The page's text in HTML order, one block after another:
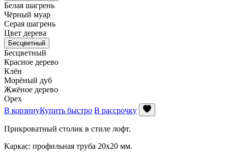
Белая шагрень
Чёрный муар
Серая шагрень
Цвет дерева
Бесцветный
Бесцветный
Красное дерево
Клён
Морёный дуб
Жжёное дерево
Орех
В корзинуКупить быстро В рассрочку
Прикроватный столик в стиле лофт.
Каркас: профильная труба 20х20 мм.